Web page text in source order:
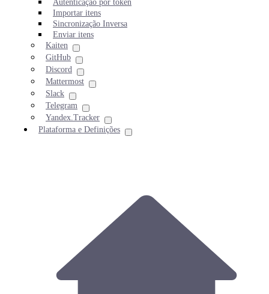
Autenticação por token
Importar itens
Sincronização Inversa
Enviar itens
Kaiten
GitHub
Discord
Mattermost
Slack
Telegram
Yandex.Tracker
Plataforma e Definições